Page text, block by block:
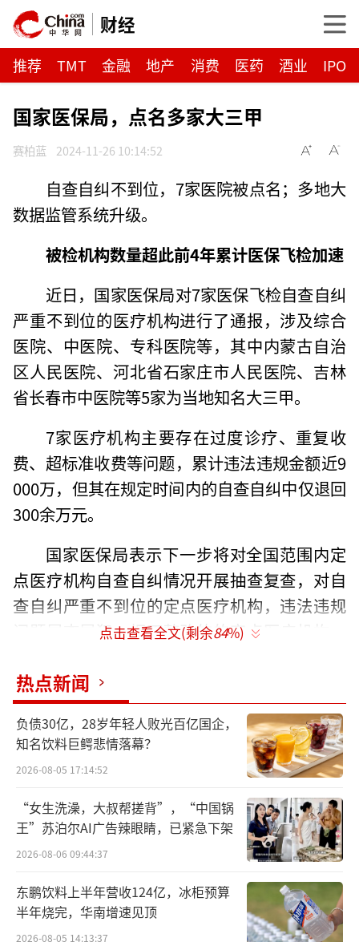
财经
推荐 TMT 金融 地产 消费 医药 酒业 IPO
国家医保局，点名多家大三甲
赛柏蓝 2024-11-26 10:14:52
自查自纠不到位，7家医院被点名；多地大
数据监管系统升级。
被检机构数量超此前4年累计医保飞检加速
近日，国家医保局对7家医保飞检自查自纠
严重不到位的医疗机构进行了通报，涉及综合
医院、中医院、专科医院等，其中内蒙古自治
区人民医院、河北省石家庄市人民医院、吉林
省长春市中医院等5家为当地知名大三甲。
7家医疗机构主要存在过度诊疗、重复收
费、超标准收费等问题，累计违法违规金额近9
000万，但其在规定时间内的自查自纠中仅退回
300余万元。
国家医保局表示下一步将对全国范围内定
点医疗机构自查自纠情况开展抽查复查，对自
查自纠严重不到位的定点医疗机构，违法违规
问题屡查屡犯、拒不整改的的定点医疗机构，
今年的全国医保飞检自5月中旬启动，历时
近5个月，于9月底结束现场检查。据悉，今年
以来，国家飞检已检查定点医药机构500家，比
2019年至2022年累计检查的384家定点医药机
点击查看全文(剩余84%)
热点新闻
负债30亿，28岁年轻人败光百亿国企，
知名饮料巨鳄悲情落幕？
2026-08-05 17:14:52
“女生洗澡，大叔帮搓背”，“中国锅
王”苏泊尔AI广告辣眼睛，已紧急下架
2026-08-06 09:44:37
东鹏饮料上半年营收124亿，冰柜预算
半年烧完，华南增速见顶
2026-08-05 14:13:37